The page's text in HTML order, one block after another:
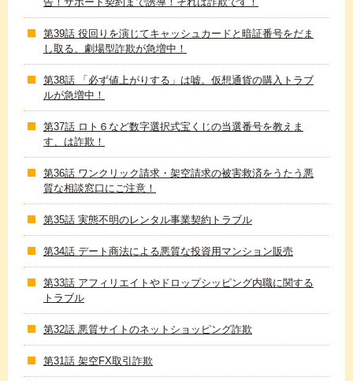
第39話 役回りを演じてキャッシュカードと暗証番号をだま
し取る、劇場型詐欺が急増中！
第38話 「必ず値上がりする」は嘘。仮想通貨の購入トラブ
ルが急増中！
第37話 ロト６など数字選択式宝くじの当選番号を教えま
す、は詐欺！
第36話 ワンクリック請求・架空請求の被害救済をうたう悪
質な相談窓口にご注意！
第35話 実態不明のレンタル事業契約トラブル
第34話 デート商法による悪質な投資用マンション販売
第33話 アフィリエイトやドロップシッピング内職に関する
トラブル
第32話 悪質サイトのネットショッピング詐欺
第31話 架空FX取引詐欺